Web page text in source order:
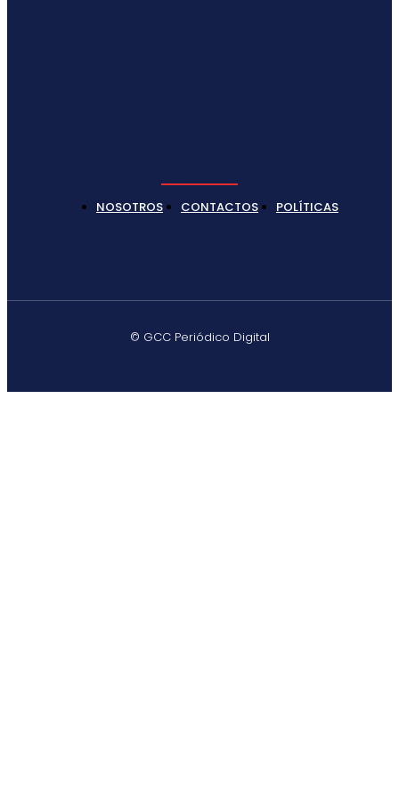
NOSOTROS CONTACTOS POLÍTICAS
© GCC Periódico Digital